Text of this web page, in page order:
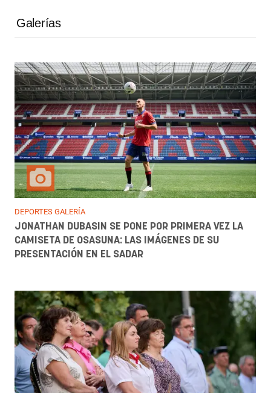
Galerías
DEPORTES GALERÍA
JONATHAN DUBASIN SE PONE POR PRIMERA VEZ LA
CAMISETA DE OSASUNA: LAS IMÁGENES DE SU
PRESENTACIÓN EN EL SADAR